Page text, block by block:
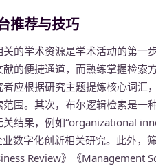
推荐与技巧
的学术资源是学术活动的第一
的便捷通道，而熟练掌握检索
应根据研究主题提炼核心词汇
围。其次，布尔逻辑检索是一
关结果，例如“organizational
数字化创新相关研究。此外，
Review》《Management